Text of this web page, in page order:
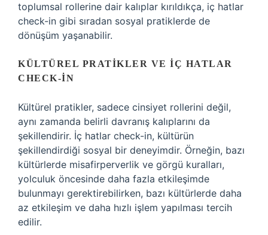
toplumsal rollerine dair kalıplar kırıldıkça, iç hatlar
check-in gibi sıradan sosyal pratiklerde de
dönüşüm yaşanabilir.
KÜLTÜREL PRATIKLER VE İÇ HATLAR
CHECK-IN
Kültürel pratikler, sadece cinsiyet rollerini değil,
aynı zamanda belirli davranış kalıplarını da
şekillendirir. İç hatlar check-in, kültürün
şekillendirdiği sosyal bir deneyimdir. Örneğin, bazı
kültürlerde misafirperverlik ve görgü kuralları,
yolculuk öncesinde daha fazla etkileşimde
bulunmayı gerektirebilirken, bazı kültürlerde daha
az etkileşim ve daha hızlı işlem yapılması tercih
edilir.